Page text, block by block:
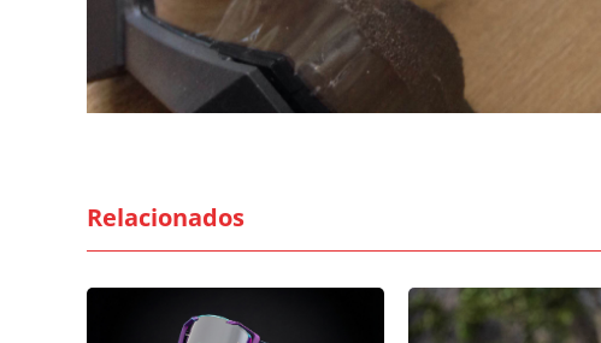
Relacionados